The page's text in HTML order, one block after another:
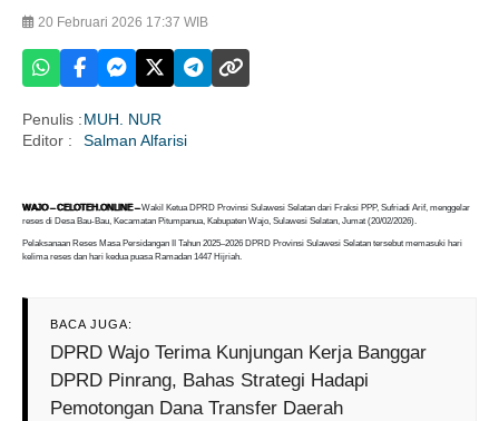
20 Februari 2026 17:37 WIB
Penulis :MUH. NUR
Editor :
Salman Alfarisi
WAJO – CELOTEH.ONLINE –Wakil Ketua DPRD Provinsi Sulawesi Selatan dari Fraksi PPP, Sufriadi Arif, menggelar
reses di Desa Bau-Bau, Kecamatan Pitumpanua, Kabupaten Wajo, Sulawesi Selatan, Jumat (20/02/2026).
Pelaksanaan Reses Masa Persidangan II Tahun 2025–2026 DPRD Provinsi Sulawesi Selatan tersebut memasuki hari
kelima reses dan hari kedua puasa Ramadan 1447 Hijriah.
BACA JUGA:
DPRD Wajo Terima Kunjungan Kerja Banggar
DPRD Pinrang, Bahas Strategi Hadapi
Pemotongan Dana Transfer Daerah